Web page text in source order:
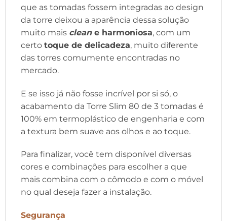
que as tomadas fossem integradas ao design
da torre deixou a aparência dessa solução
muito mais clean e harmoniosa, com um
certo toque de delicadeza, muito diferente
das torres comumente encontradas no
mercado.
E se isso já não fosse incrível por si só, o
acabamento da Torre Slim 80 de 3 tomadas é
100% em termoplástico de engenharia e com
a textura bem suave aos olhos e ao toque.
Para finalizar, você tem disponível diversas
cores e combinações para escolher a que
mais combina com o cômodo e com o móvel
no qual deseja fazer a instalação.
Segurança